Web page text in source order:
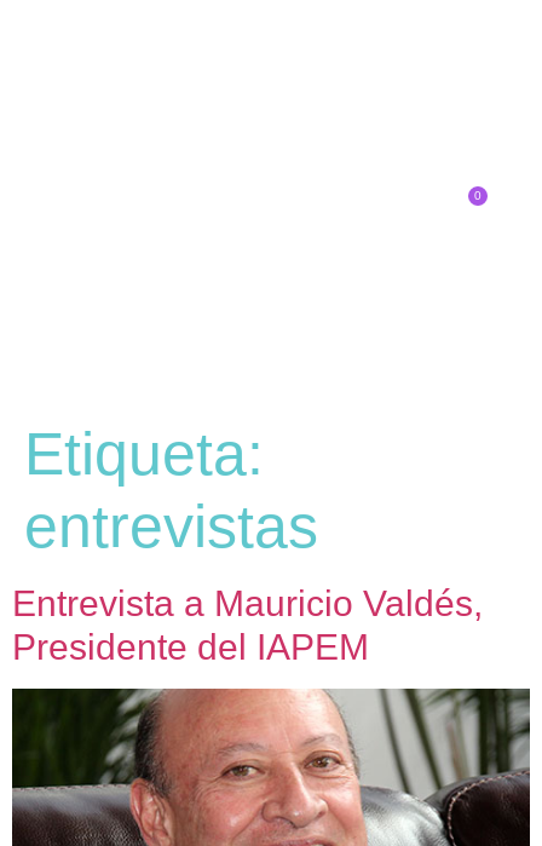
0
Etiqueta:
entrevistas
Entrevista a Mauricio Valdés,
Presidente del IAPEM